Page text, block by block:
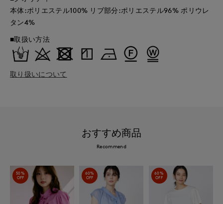
本体:ポリエステル100% リブ部分:ポリエステル96% ポリウレ
タン4%
■取扱い方法
取り扱いについて
おすすめ商品
Recommend
50%
OFF
60%
OFF
60%
OFF